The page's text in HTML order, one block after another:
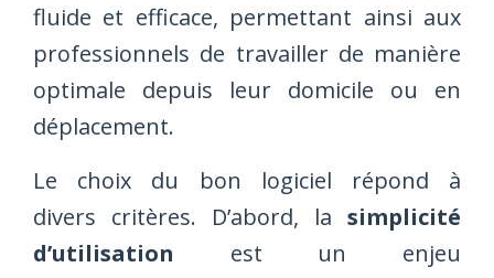
fluide et efficace, permettant ainsi aux
professionnels de travailler de manière
optimale depuis leur domicile ou en
déplacement.
Le choix du bon logiciel répond à
divers critères. D’abord, la simplicité
d’utilisation est un enjeu